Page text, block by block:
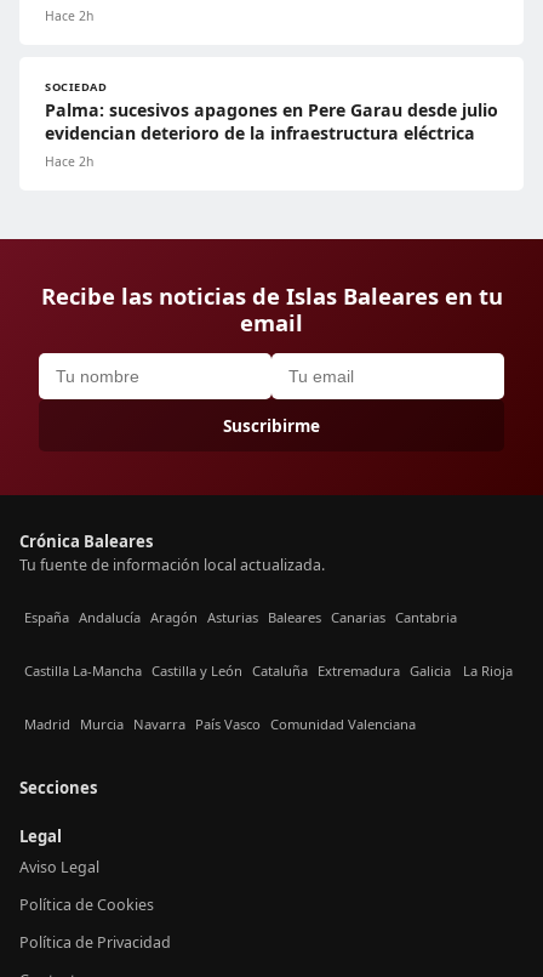
Hace 2h
SOCIEDAD
Palma: sucesivos apagones en Pere Garau desde julio
evidencian deterioro de la infraestructura eléctrica
Hace 2h
Recibe las noticias de Islas Baleares en tu
email
Suscribirme
Crónica Baleares
Tu fuente de información local actualizada.
España Andalucía Aragón Asturias Baleares Canarias Cantabria
Castilla La-Mancha Castilla y León Cataluña Extremadura Galicia La Rioja
Madrid Murcia Navarra País Vasco Comunidad Valenciana
Secciones
Legal
Aviso Legal
Política de Cookies
Política de Privacidad